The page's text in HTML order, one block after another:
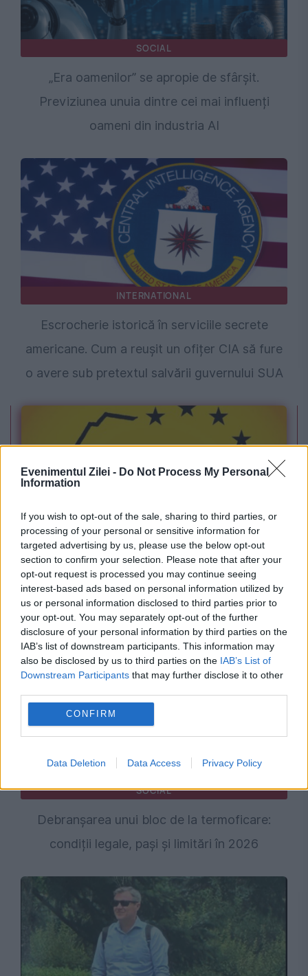
Evenimentul Zilei - Do Not Process My Personal
Information
If you wish to opt-out of the sale, sharing to third parties, or
processing of your personal or sensitive information for
targeted advertising by us, please use the below opt-out
section to confirm your selection. Please note that after your
opt-out request is processed you may continue seeing
interest-based ads based on personal information utilized by
us or personal information disclosed to third parties prior to
your opt-out. You may separately opt-out of the further
disclosure of your personal information by third parties on the
IAB’s list of downstream participants. This information may
also be disclosed by us to third parties on the IAB’s List of
Downstream Participants that may further disclose it to other
CONFIRM
Data Deletion Data Access Privacy Policy
SOCIAL
„Era oamenilor” se apropie de sfârșit.
Previziunea unuia dintre cei mai influenți
oameni din industria AI
INTERNATIONAL
Escrocherie istorică în serviciile secrete
americane. Cum a reușit un ofițer CIA să fure
o avere sub pretextul salvării guvernului SUA
POLITICA
Legea biodiversității a trecut de Comisia
Juridică și de Mediu. Tensiuni între AUR și
USR din cauza termenilor din proiect
SOCIAL
Debranșarea unui bloc de la termoficare:
condiții legale, pași și limitări în 2026